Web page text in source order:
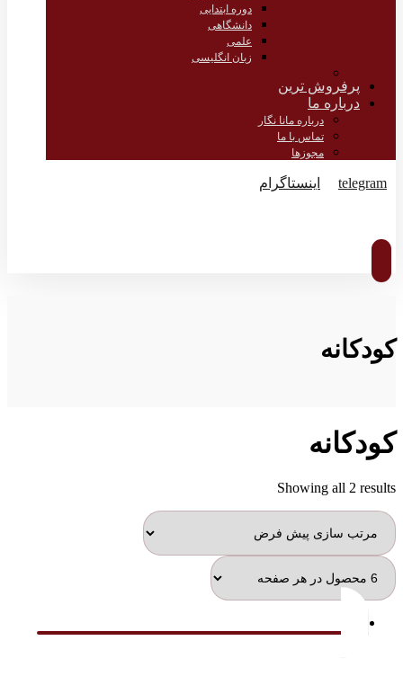
دوره ابتدایی
دانشگاهی
علمی
زبان انگلیسی
پرفروش ترین
درباره ما
درباره مانا نگار
تماس با ما
مجوزها
telegram
اینستاگرام
کودکانه
کودکانه
Showing all 2 results